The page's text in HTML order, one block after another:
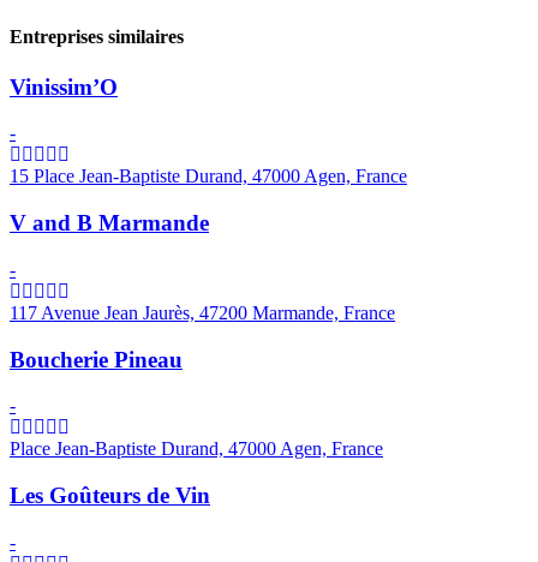
Entreprises similaires
Vinissim’O
-
15 Place Jean-Baptiste Durand, 47000 Agen, France
V and B Marmande
-
117 Avenue Jean Jaurès, 47200 Marmande, France
Boucherie Pineau
-
Place Jean-Baptiste Durand, 47000 Agen, France
Les Goûteurs de Vin
-